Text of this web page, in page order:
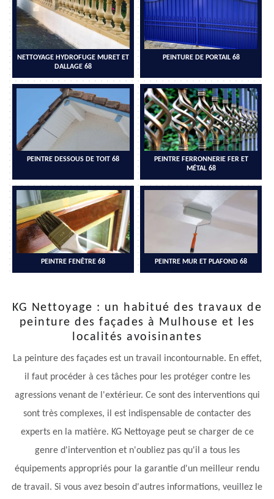
NETTOYAGE HYDROFUGE MURET ET
DALLAGE 68
PEINTURE DE PORTAIL 68
PEINTRE DESSOUS DE TOIT 68
PEINTRE FERRONNERIE FER ET
MÉTAL 68
PEINTRE FENÊTRE 68 PEINTRE MUR ET PLAFOND 68
KG Nettoyage : un habitué des travaux de
peinture des façades à Mulhouse et les
localités avoisinantes
La peinture des façades est un travail incontournable. En effet,
il faut procéder à ces tâches pour les protéger contre les
agressions venant de l'extérieur. Ce sont des interventions qui
sont très complexes, il est indispensable de contacter des
experts en la matière. KG Nettoyage peut se charger de ce
genre d'intervention et n'oubliez pas qu'il a tous les
équipements appropriés pour la garantie d'un meilleur rendu
de travail. Si vous avez besoin d'autres informations, veuillez le